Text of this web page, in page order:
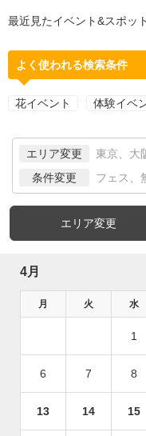
最近見たイベント&スポッ
よく使われる検索条件
花イベント 体験イベ
エリア変更 東京、大
条件変更 フェス、
エリア変更
4月
月 火 水
1
6 7 8
13 14 15